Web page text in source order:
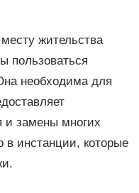
жительства
пользоваться
необходима для
и замены многих
в инстанции, которые